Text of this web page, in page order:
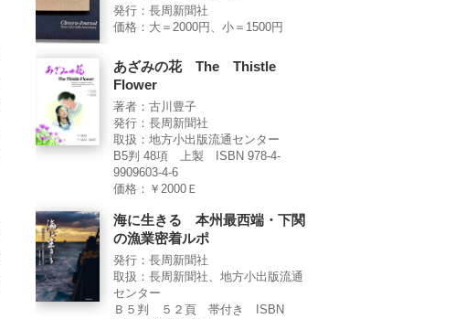
発行：長周新聞社
価格：大＝2000円、小＝1500円
あざみの花 The Thistle
Flower
著者：古川豊子
発行：長周新聞社
取扱：地方小出版流通センター
B5判 48項 上製 ISBN 978-4-
9909603-4-6
価格：￥2000Ｅ
海に生きる 本州最西端・下関
の漁業密着ルポ
発行：長周新聞社
取扱：長周新聞社、地方小出版流通
センター
Ｂ５判 ５２頁 帯付き ISBN